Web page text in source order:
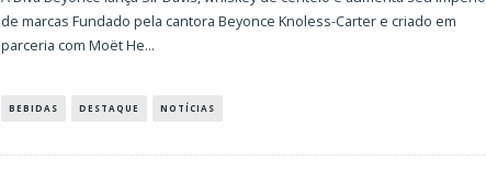
de marcas Fundado pela cantora Beyonce Knoless-Carter e criado em
parceria com Moët He...
BEBIDAS DESTAQUE NOTÍCIAS